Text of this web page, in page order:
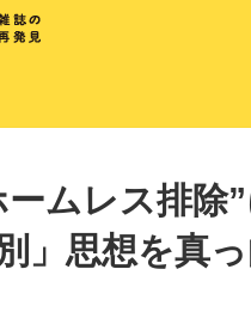
ームレス排
」思想を真